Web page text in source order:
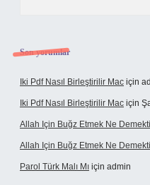
Son yorumlar
Iki Pdf Nasıl Birleştirilir Mac için
Iki Pdf Nasıl Birleştirilir Mac için
Allah Için Buğz Etmek Ne
Allah Için Buğz Etmek Ne
Parol Türk Malı Mı için admin